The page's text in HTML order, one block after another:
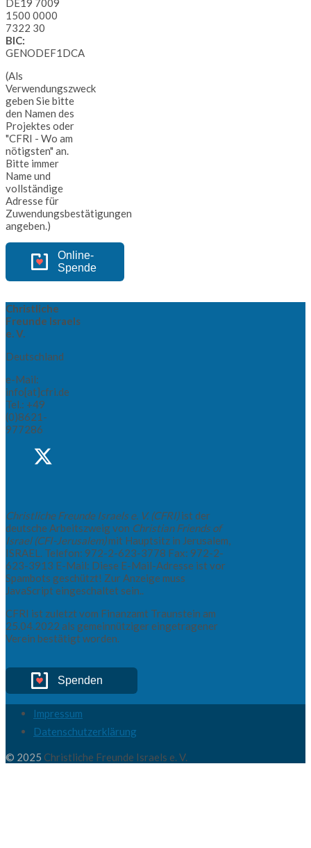
DE19 7009
1500 0000
7322 30
BIC:
GENODEF1DCA
(Als
Verwendungszweck
geben Sie bitte
den Namen des
Projektes oder
"CFRI - Wo am
nötigsten" an.
Bitte immer
Name und
vollständige
Adresse für
Zuwendungsbestätigungen
angeben.)
Online-
Spende
Christliche
Freunde Israels
e. V.
Deutschland
e-Mail:
info[at]cfri.de
Tel.: +49
(0)8621-
977286
Christliche Freunde Israels e. V. (CFRI)ist der
deutsche Arbeitszweig von Christian Friends of
Israel (CFI-Jerusalem)mit Hauptsitz in Jerusalem,
ISRAEL. Telefon: 972-2-623-3778 Fax: 972-2-
623-3913 E-Mail: Diese E-Mail-Adresse ist vor
Spambots geschützt! Zur Anzeige muss
JavaScript eingeschaltet sein..
CFRI ist zuletzt vom Finanzamt Traunstein am
25.04.2022 als gemeinnütziger eingetragener
Verein bestätigt worden.
Spenden
Impressum
Datenschutzerklärung
© 2025 Christliche Freunde Israels e. V.